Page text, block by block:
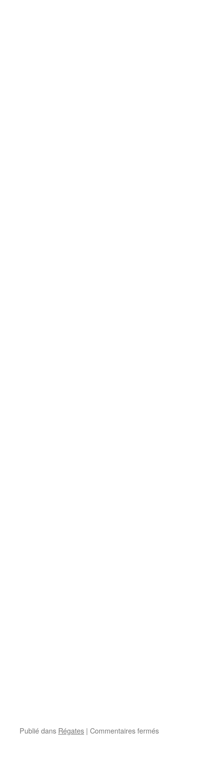
Publié dans Régates | Commentaires ferméssur